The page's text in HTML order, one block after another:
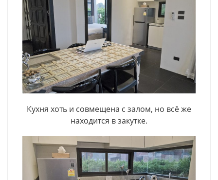
Кухня хоть и совмещена с залом, но всё же
находится в закутке.